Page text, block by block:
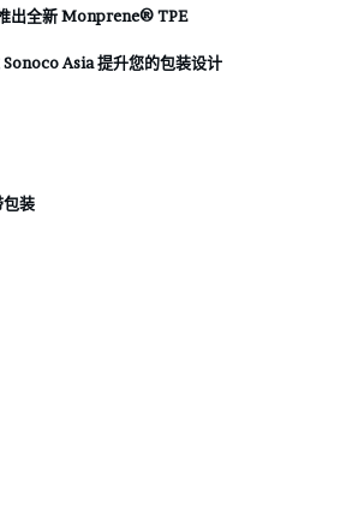
出全新 Monprene® TPE
Asia 提升您的包装设计
装